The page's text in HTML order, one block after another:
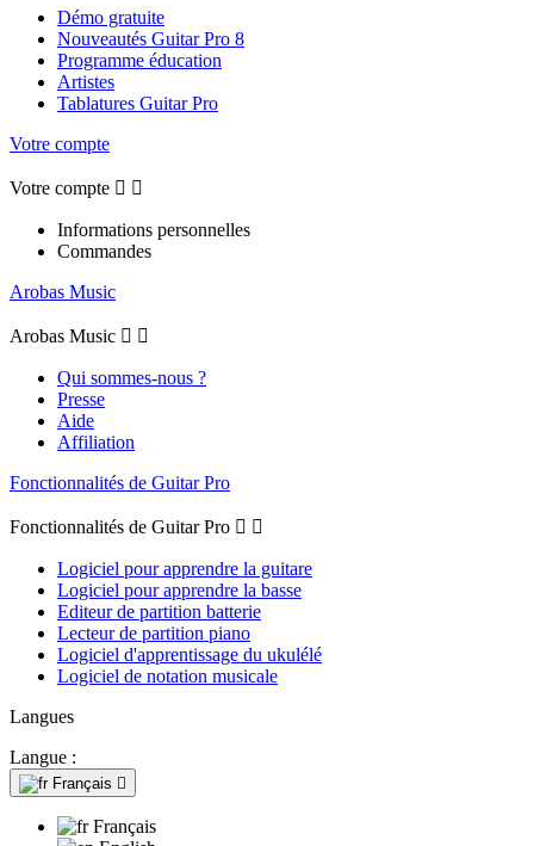
Démo gratuite
Nouveautés Guitar Pro 8
Programme éducation
Artistes
Tablatures Guitar Pro
Votre compte
Votre compte  
Informations personnelles
Commandes
Arobas Music
Arobas Music  
Qui sommes-nous ?
Presse
Aide
Affiliation
Fonctionnalités de Guitar Pro
Fonctionnalités de Guitar Pro  
Logiciel pour apprendre la guitare
Logiciel pour apprendre la basse
Editeur de partition batterie
Lecteur de partition piano
Logiciel d'apprentissage du ukulélé
Logiciel de notation musicale
Langues
Langue :
Français 
Français